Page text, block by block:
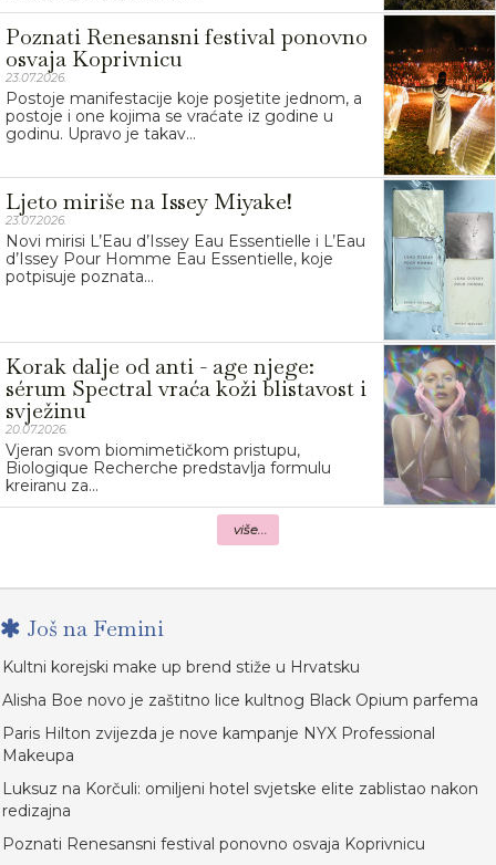
Poznati Renesansni festival ponovno
osvaja Koprivnicu
23.07.2026.
Postoje manifestacije koje posjetite jednom, a
postoje i one kojima se vraćate iz godine u
godinu. Upravo je takav...
Ljeto miriše na Issey Miyake!
23.07.2026.
Novi mirisi L’Eau d’Issey Eau Essentielle i L’Eau
d’Issey Pour Homme Eau Essentielle, koje
potpisuje poznata...
Korak dalje od anti - age njege:
sérum Spectral vraća koži blistavost i
svježinu
20.07.2026.
Vjeran svom biomimetičkom pristupu,
Biologique Recherche predstavlja formulu
kreiranu za...
više...
Još na Femini
Kultni korejski make up brend stiže u Hrvatsku
Alisha Boe novo je zaštitno lice kultnog Black Opium parfema
Paris Hilton zvijezda je nove kampanje NYX Professional
Makeupa
Luksuz na Korčuli: omiljeni hotel svjetske elite zablistao nakon
redizajna
Poznati Renesansni festival ponovno osvaja Koprivnicu